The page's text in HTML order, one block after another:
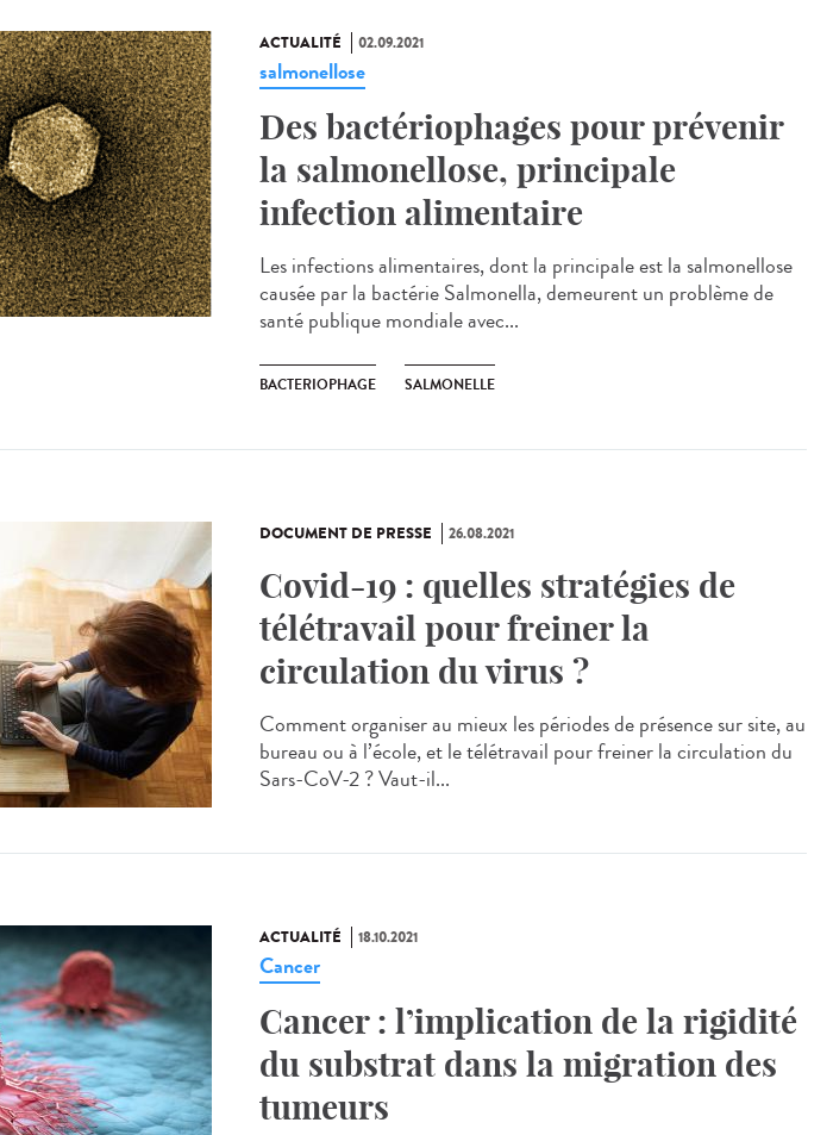
ACTUALITÉ 02.09.2021
salmonellose
Des bactériophages pour prévenir
la salmonellose, principale
infection alimentaire
Les infections alimentaires, dont la principale est la salmonellose
causée par la bactérie Salmonella, demeurent un problème de
santé publique mondiale avec...
BACTERIOPHAGE SALMONELLE
DOCUMENT DE PRESSE 26.08.2021
Covid-19 : quelles stratégies de
télétravail pour freiner la
circulation du virus ?
Comment organiser au mieux les périodes de présence sur site, au
bureau ou à l’école, et le télétravail pour freiner la circulation du
Sars-CoV-2 ? Vaut-il...
ACTUALITÉ 18.10.2021
Cancer
Cancer : l’implication de la rigidité
du substrat dans la migration des
tumeurs